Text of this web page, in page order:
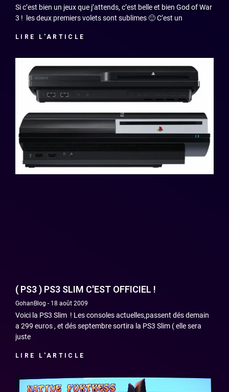
Si c’est bien un jeux que j’attends, c’est belle et bien God of War
3 ! les deux premiers volets sont sublimes 🙂 C’est un
LIRE L'ARTICLE
( PS3 ) PS3 SLIM C'EST OFFICIEL !
GohanBlog 18 août 2009
Voici la PS3 Slim ! Les consoles actuelles,passent dés demain
a 299 euros , et dés septembre sortira la PS3 Slim ( elle sera
juste
LIRE L'ARTICLE